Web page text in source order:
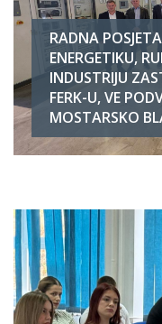
RADNA
ENERGETIKU,
INDUSTRIJU
FERK-U, VE
MOSTARSKO